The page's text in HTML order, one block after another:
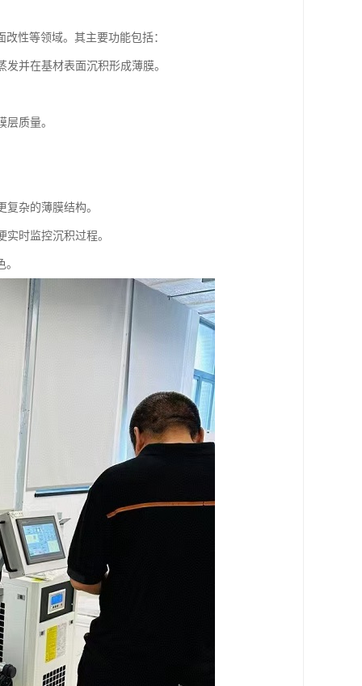
性等领域。其主要功能包括：
并在基材表面沉积形成薄膜。
质量。
杂的薄膜结构。
时监控沉积过程。